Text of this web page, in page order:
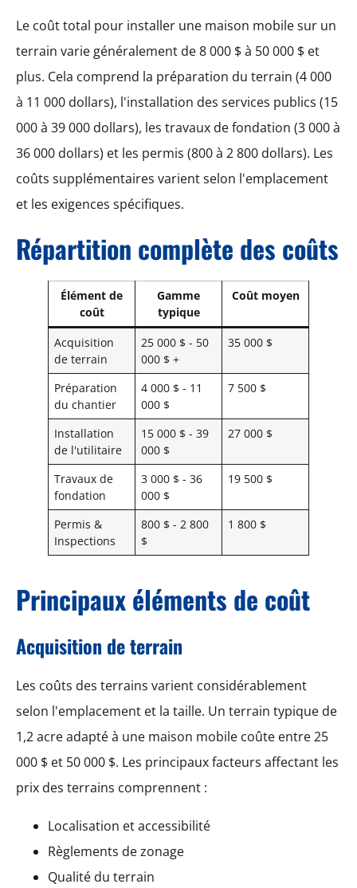
Le coût total pour installer une maison mobile sur un
terrain varie généralement de 8 000 $ à 50 000 $ et
plus. Cela comprend la préparation du terrain (4 000
à 11 000 dollars), l'installation des services publics (15
000 à 39 000 dollars), les travaux de fondation (3 000 à
36 000 dollars) et les permis (800 à 2 800 dollars). Les
coûts supplémentaires varient selon l'emplacement
et les exigences spécifiques.
Répartition complète des coûts
Élément de
coût
Gamme
typique
Coût moyen
Acquisition
de terrain
25 000 $ - 50
000 $ +
35 000 $
Préparation
du chantier
4 000 $ - 11
000 $
7 500 $
Installation
de l'utilitaire
15 000 $ - 39
000 $
27 000 $
Travaux de
fondation
3 000 $ - 36
000 $
19 500 $
Permis &
Inspections
800 $ - 2 800
$
1 800 $
Principaux éléments de coût
Acquisition de terrain
Les coûts des terrains varient considérablement
selon l'emplacement et la taille. Un terrain typique de
1,2 acre adapté à une maison mobile coûte entre 25
000 $ et 50 000 $. Les principaux facteurs affectant les
prix des terrains comprennent :
Localisation et accessibilité
Règlements de zonage
Qualité du terrain